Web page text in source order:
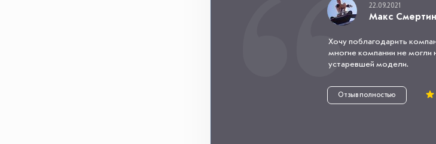
22.09.2021
Макс Смертин
Хочу поблагодарить
многие компании не могли
устаревшей модели.
Отзыв полностью